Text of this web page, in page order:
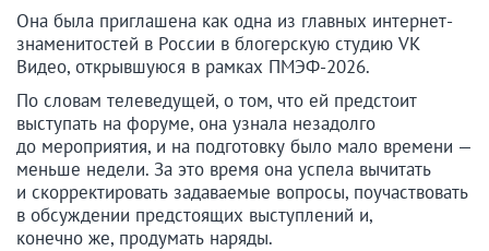
Она была приглашена как одна из главных интернет-
знаменитостей в России в блогерскую студию VK
Видео, открывшуюся в рамках ПМЭФ-2026.
По словам телеведущей, о том, что ей предстоит
выступать на форуме, она узнала незадолго
до мероприятия, и на подготовку было мало времени —
меньше недели. За это время она успела вычитать
и скорректировать задаваемые вопросы, поучаствовать
в обсуждении предстоящих выступлений и,
конечно же, продумать наряды.